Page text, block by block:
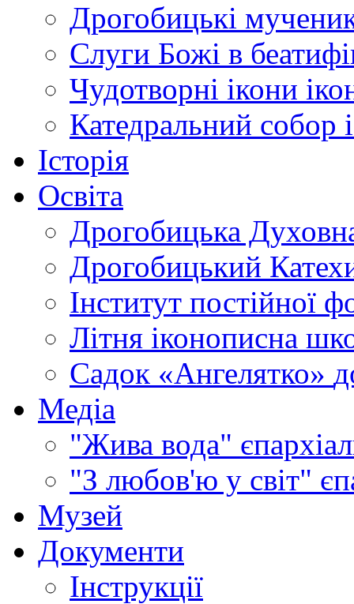
Дрогобицькі
Слуги Божі в
Чудотворні ікони
Катедральний собор
Історія
Освіта
Дрогобицька
Дрогобицький
Інститут постійної
Літня іконописна
Садок «Ангелятко»
Медіа
"Жива вода"
"З любов'ю у світ"
Музей
Документи
Інструкції